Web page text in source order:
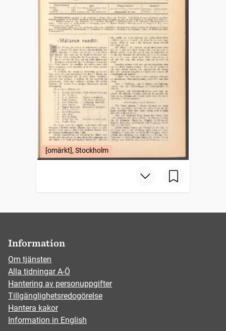
[omärkt], Stockholm
Information
Om tjänsten
Alla tidningar A-Ö
Hantering av personuppgifter
Tillgänglighetsredogörelse
Hantera kakor
Information in English